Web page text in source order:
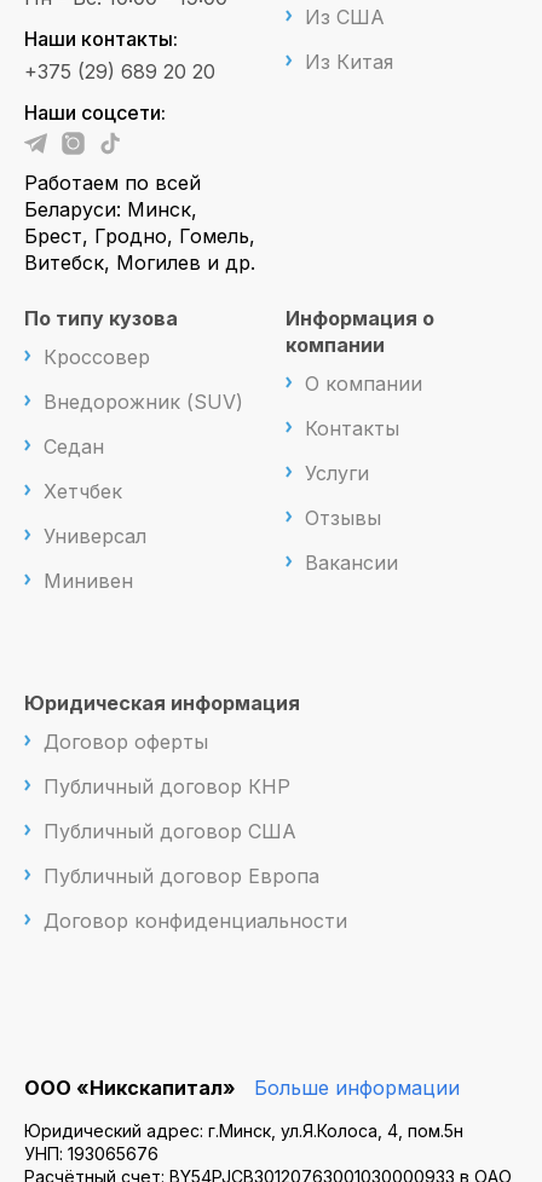
Наши контакты:
+375 (29) 689 20 20
Наши соцсети:
Работаем по всей
Беларуси: Минск,
Брест, Гродно, Гомель,
Витебск, Могилев и др.
Из США
Из Китая
По типу кузова
Кроссовер
Внедорожник (SUV)
Седан
Хетчбек
Универсал
Минивен
Информация о
компании
О компании
Контакты
Услуги
Отзывы
Вакансии
Юридическая информация
Договор оферты
Публичный договор КНР
Публичный договор США
Публичный договор Европа
Договор конфиденциальности
ООО «Никскапитал» Больше информации
Юридический адрес: г.Минск, ул.Я.Колоса, 4, пом.5н
УНП: 193065676
Расчётный счет: BY54PJCB30120763001030000933 в ОАО